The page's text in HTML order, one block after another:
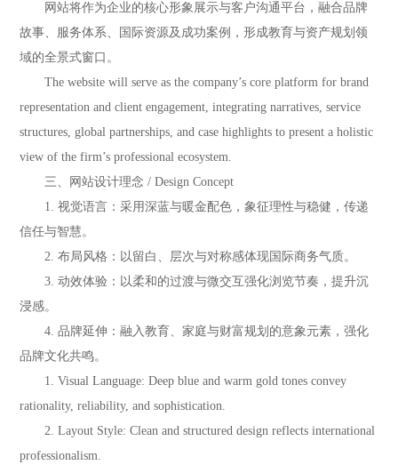
网站将作为企业的核心形象展示与客户沟通平台，融合品牌
故事、服务体系、国际资源及成功案例，形成教育与资产规划领
域的全景式窗口。
The website will serve as the company’s core platform for brand
representation and client engagement, integrating narratives, service
structures, global partnerships, and case highlights to present a holistic
view of the firm’s professional ecosystem.
三、网站设计理念 / Design Concept
1. 视觉语言：采用深蓝与暖金配色，象征理性与稳健，传递
信任与智慧。
2. 布局风格：以留白、层次与对称感体现国际商务气质。
3. 动效体验：以柔和的过渡与微交互强化浏览节奏，提升沉
浸感。
4. 品牌延伸：融入教育、家庭与财富规划的意象元素，强化
品牌文化共鸣。
1. Visual Language: Deep blue and warm gold tones convey
rationality, reliability, and sophistication.
2. Layout Style: Clean and structured design reflects international
professionalism.